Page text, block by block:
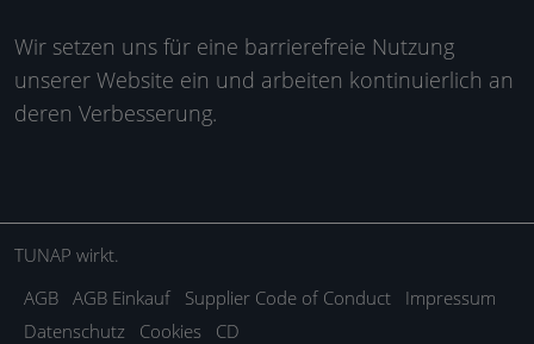
Wir setzen uns für eine barrierefreie Nutzung
unserer Website ein und arbeiten kontinuierlich an
deren Verbesserung.
TUNAP wirkt.
AGB AGB Einkauf Supplier Code of Conduct
Impressum
Datenschutz
Cookies CD